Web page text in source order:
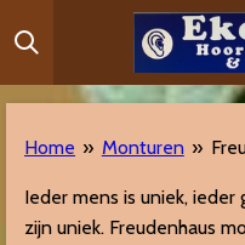
Ga
direct
naar
hoofdinhoud
Home » Monturen »
Ieder mens is uniek, ieder
zijn uniek. Freudenhaus